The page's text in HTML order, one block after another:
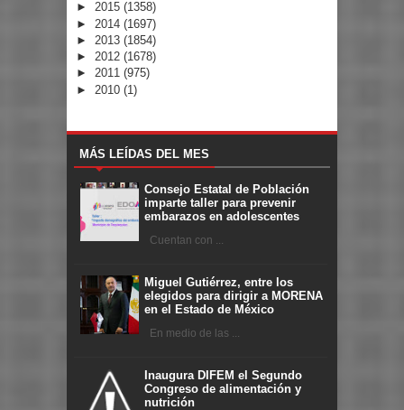
► 2015 (1358)
► 2014 (1697)
► 2013 (1854)
► 2012 (1678)
► 2011 (975)
► 2010 (1)
MÁS LEÍDAS DEL MES
Consejo Estatal de Población
imparte taller para prevenir
embarazos en adolescentes
Cuentan con ...
Miguel Gutiérrez, entre los
elegidos para dirigir a MORENA
en el Estado de México
En medio de las ...
Inaugura DIFEM el Segundo
Congreso de alimentación y
nutrición